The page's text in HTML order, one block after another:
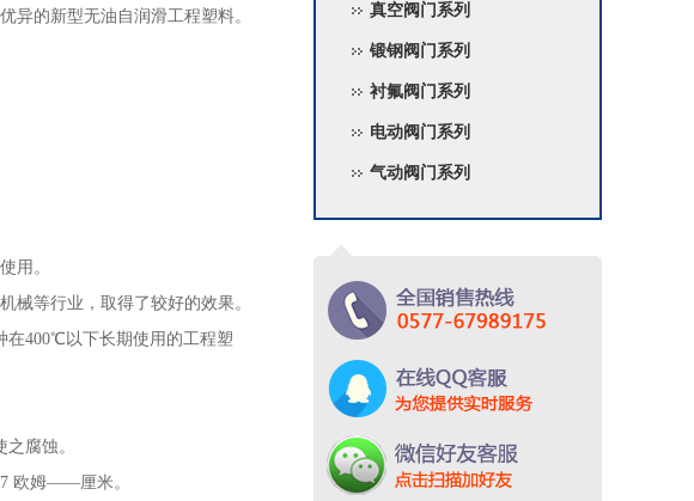
异的新型无油自润滑工程塑料。
用。
械等行业，取得了较好的效果。
在400℃以下长期使用的工程塑
腐蚀。
欧姆——厘米。
真空阀门系列
锻钢阀门系列
衬氟阀门系列
电动阀门系列
气动阀门系列